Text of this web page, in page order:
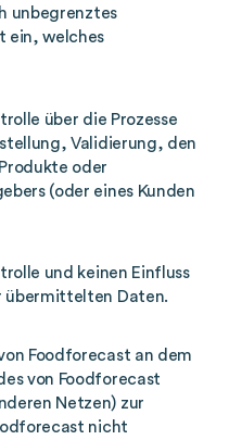
unbegrenztes
ein, welches
über die Prozesse
Validierung, den
oder
(oder eines Kunden
und keinen Einfluss
übermittelten Daten.
Foodforecast an dem
von Foodforecast
Netzen) zur
nicht